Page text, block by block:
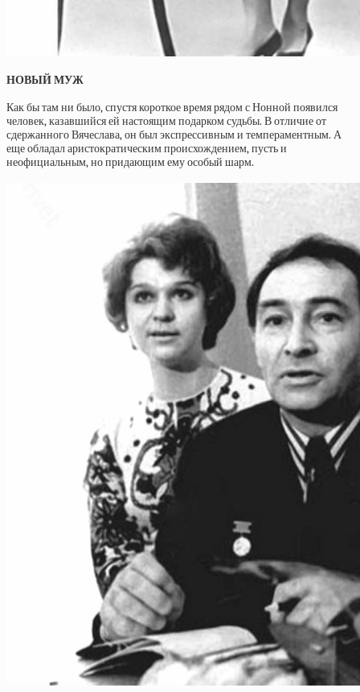
НОВЫЙ МУЖ
Как бы там ни было, спустя короткое время рядом с Нонной появился
человек, казавшийся ей настоящим подарком судьбы. В отличие от
сдержанного Вячеслава, он был экспрессивным и темпераментным. А
еще обладал аристократическим происхождением, пусть и
неофициальным, но придающим ему особый шарм.